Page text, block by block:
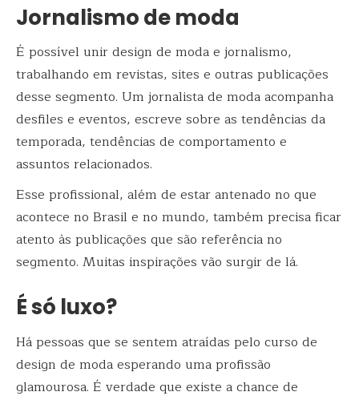
Jornalismo de moda
É possível unir design de moda e jornalismo,
trabalhando em revistas, sites e outras publicações
desse segmento. Um jornalista de moda acompanha
desfiles e eventos, escreve sobre as tendências da
temporada, tendências de comportamento e
assuntos relacionados.
Esse profissional, além de estar antenado no que
acontece no Brasil e no mundo, também precisa ficar
atento às publicações que são referência no
segmento. Muitas inspirações vão surgir de lá.
É só luxo?
Há pessoas que se sentem atraídas pelo curso de
design de moda esperando uma profissão
glamourosa. É verdade que existe a chance de